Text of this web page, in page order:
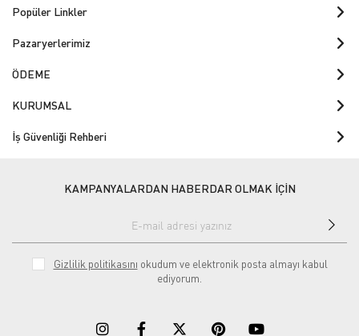
Popüler Linkler
Pazaryerlerimiz
ÖDEME
KURUMSAL
İş Güvenliği Rehberi
KAMPANYALARDAN HABERDAR OLMAK İÇİN
Gizlilik politikasını okudum ve elektronik posta almayı kabul
ediyorum.